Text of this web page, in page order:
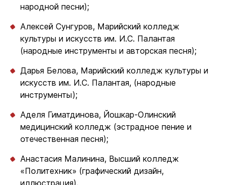
народной песни);
Алексей Сунгуров, Марийский колледж
культуры и искусств им. И.С. Палантая
(народные инструменты и авторская песня);
Дарья Белова, Марийский колледж культуры и
искусств им. И.С. Палантая, (народные
инструменты);
Аделя Гиматдинова, Йошкар-Олинский
медицинский колледж (эстрадное пение и
отечественная песня);
Анастасия Малинина, Высший колледж
«Политехник» (графический дизайн,
иллюстрация).